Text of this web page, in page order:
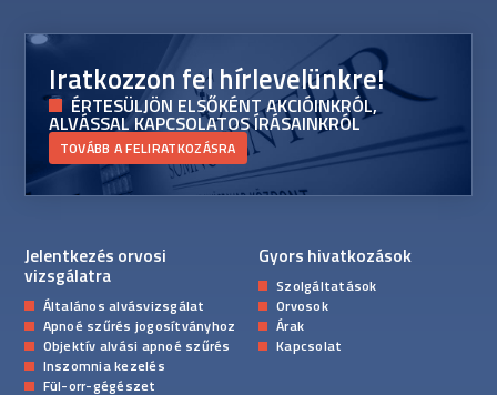
Iratkozzon fel hírlevelünkre!
ÉRTESÜLJÖN ELSŐKÉNT AKCIÓINKRÓL,
ALVÁSSAL KAPCSOLATOS ÍRÁSAINKRÓL
TOVÁBB A FELIRATKOZÁSRA
Jelentkezés orvosi
vizsgálatra
Általános alvásvizsgálat
Apnoé szűrés jogosítványhoz
Objektív alvási apnoé szűrés
Inszomnia kezelés
Fül-orr-gégészet
Gyors hivatkozások
Szolgáltatások
Orvosok
Árak
Kapcsolat